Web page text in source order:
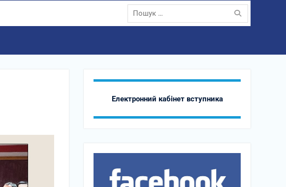
Пошук:
Електронний кабінет вступника